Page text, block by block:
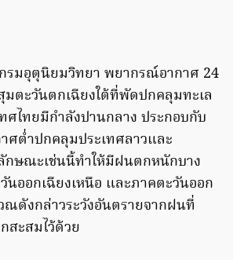
รมอุตุนิยมวิทยา พยากรณ์อากาศ 24
มตะวันตกเฉียงใต้ที่พัดปกคลุมทะเล
ศไทยมีกำลังปานกลาง ประกอบกับ
ศต่ำปกคลุมประเทศลาวและ
กษณะเช่นนี้ทำให้มีฝนตกหนักบาง
นออกเฉียงเหนือ และภาคตะวันออก
ณดังกล่าวระวังอันตรายจากฝนที่
ะสมไว้ด้วย